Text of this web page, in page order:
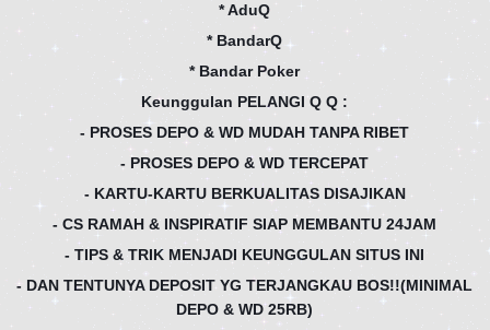
* AduQ
* BandarQ
* Bandar Poker
Keunggulan PELANGI Q Q :
- PROSES DEPO & WD MUDAH TANPA RIBET
- PROSES DEPO & WD TERCEPAT
- KARTU-KARTU BERKUALITAS DISAJIKAN
- CS RAMAH & INSPIRATIF SIAP MEMBANTU 24JAM
- TIPS & TRIK MENJADI KEUNGGULAN SITUS INI
- DAN TENTUNYA DEPOSIT YG TERJANGKAU BOS!!(MINIMAL
DEPO & WD 25RB)